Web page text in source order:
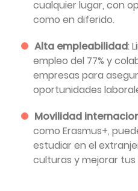
cualquier lugar, con
como en diferido.
Alta empleabilidad:
empleo del 77% y
empresas para
oportunidades
Movilidad
como Erasmus+,
estudiar en el
culturas y mejorar